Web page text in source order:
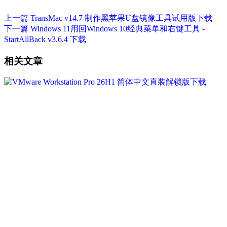
上一篇 TransMac v14.7 制作黑苹果U盘镜像工具试用版下载
下一篇 Windows 11用回Windows 10经典菜单和右键工具 -
StartAllBack v3.6.4 下载
相关文章